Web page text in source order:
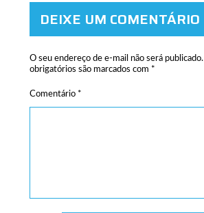
DEIXE UM COMENTÁRIO
O seu endereço de e-mail não será publicado.
obrigatórios são marcados com *
Comentário *